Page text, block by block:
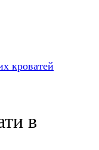
кроватей
в